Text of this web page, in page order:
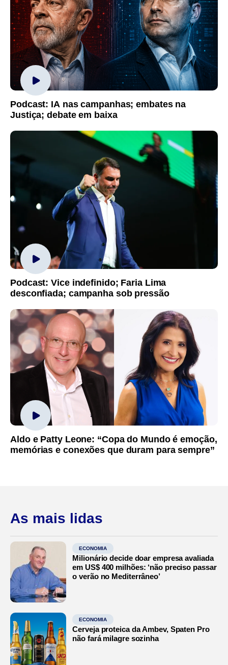
Podcast: IA nas campanhas; embates na
Justiça; debate em baixa
Podcast: Vice indefinido; Faria Lima
desconfiada; campanha sob pressão
Aldo e Patty Leone: “Copa do Mundo é emoção,
memórias e conexões que duram para sempre”
As mais lidas
ECONOMIA
Milionário decide doar empresa avaliada
em US$ 400 milhões: ‘não preciso passar
o verão no Mediterrâneo’
ECONOMIA
Cerveja proteica da Ambev, Spaten Pro
não fará milagre sozinha